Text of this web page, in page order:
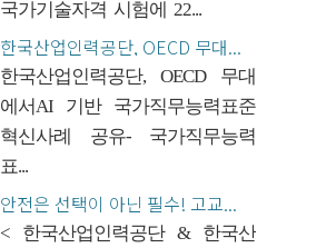
국가기술자격 시험에 22...
한국산업인력공단, OECD 무대...
한국산업인력공단, OECD 무대
에서AI 기반 국가직무능력표준
혁신사례 공유- 국가직무능력
표...
안전은 선택이 아닌 필수! 고교...
< 한국산업인력공단 & 한국산